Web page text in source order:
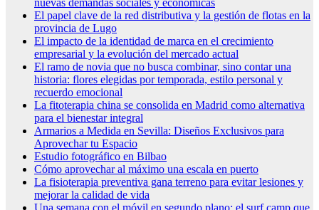
nuevas demandas sociales y económicas
El papel clave de la red distributiva y la gestión de flotas en la
provincia de Lugo
El impacto de la identidad de marca en el crecimiento
empresarial y la evolución del mercado actual
El ramo de novia que no busca combinar, sino contar una
historia: flores elegidas por temporada, estilo personal y
recuerdo emocional
La fitoterapia china se consolida en Madrid como alternativa
para el bienestar integral
Armarios a Medida en Sevilla: Diseños Exclusivos para
Aprovechar tu Espacio
Estudio fotográfico en Bilbao
Cómo aprovechar al máximo una escala en puerto
La fisioterapia preventiva gana terreno para evitar lesiones y
mejorar la calidad de vida